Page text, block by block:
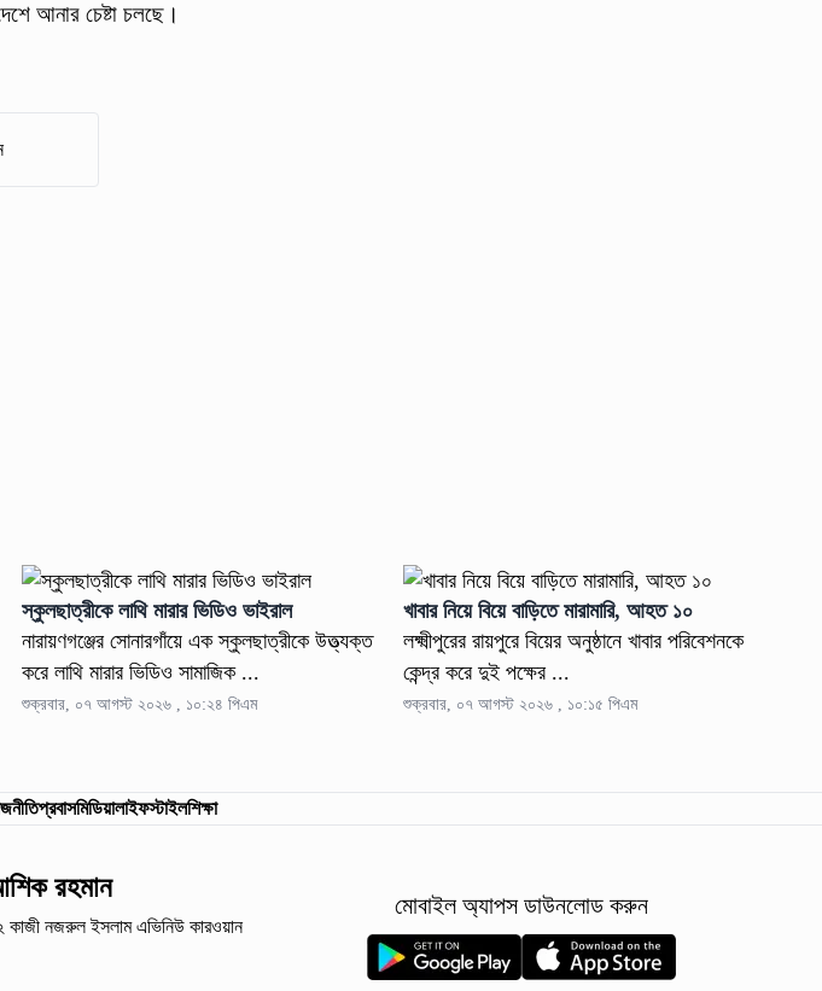
আনার চেষ্টা চলছে।
স্কুলছাত্রীকে লাথি মারার ভিডিও ভাইরাল
নারায়ণগঞ্জের সোনারগাঁয়ে এক স্কুলছাত্রীকে উত্ত্যক্ত
করে লাথি মারার ভিডিও সামাজিক ...
শুক্রবার, ০৭ আগস্ট ২০২৬ , ১০:২৪ পিএম
খাবার নিয়ে বিয়ে বাড়িতে মারামারি, আহত ১০
লক্ষ্মীপুরের রায়পুরে বিয়ের অনুষ্ঠানে খাবার পরিবেশনকে
কেন্দ্র করে দুই পক্ষের ...
শুক্রবার, ০৭ আগস্ট ২০২৬ , ১০:১৫ পিএম
প্রবাসমিডিয়ালাইফস্টাইলশিক্ষা
রহমান
কাজী নজরুল ইসলামএভিনিউ কারওয়ান
মোবাইল অ্যাপস ডাউনলোড করুন